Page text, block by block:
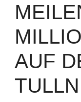
AUF
TULLN